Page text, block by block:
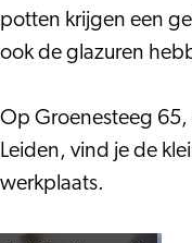
potten krijgen een
ook de glazuren
Op Groenesteeg 65,
Leiden, vind je de
werkplaats.